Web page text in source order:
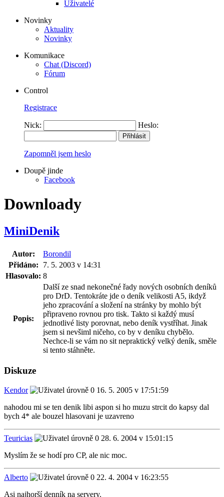
Uživatelé
Novinky
Aktuality
Novinky
Komunikace
Chat (Discord)
Fórum
Control
Registrace
Nick: Heslo:
Zapomněl jsem heslo
Doupě jinde
Facebook
Downloady
MiniDenik
Autor:
Borondil
Přidáno:
7. 5. 2003 v 14:31
Hlasovalo: 8
Popis:
Další ze snad nekonečné řady nových osobních deníků
pro DrD. Tentokráte jde o deník velikosti A5, ikdyž
jeho zpracování a složení na stránky by mohlo být
připraveno rovnou pro tisk. Takto si každý musí
jednotlivé listy porovnat, nebo deník vystříhat. Jinak
jsem si nevšiml ničeho, co by v deníku chybělo.
Nechce-li se vám no sit nepraktický velký deník, směle
si tento stáhněte.
Diskuze
Kendor
16. 5. 2005 v 17:51:59
nahodou mi se ten denik libi aspon si ho muzu strcit do kapsy dal
bych 4* ale bouzel hlasovani je uzavreno
Teuricias
28. 6. 2004 v 15:01:15
Myslím že se hodí pro CP, ale nic moc.
Alberto
22. 4. 2004 v 16:23:55
Asi najhorší denník na servery.